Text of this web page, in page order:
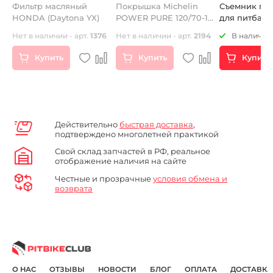
Фильтр масляный
HONDA (Daytona YX)
Нет в наличии - арт. 1376
Купить
Покрышка Michelin
POWER PURE 120/70-12
Нет в наличии - арт. 2194
Купить
Съемник
для
В наличии
Купить
Действительно быстрая доставка,
подтверждено многолетней практикой
Свой склад запчастей в РФ, реальное
отображение наличия на сайте
Честные и прозрачныеусловия обмена и
возврата
О НАС ОТЗЫВЫ НОВОСТИ БЛОГ ОПЛАТА ДОСТАВКА